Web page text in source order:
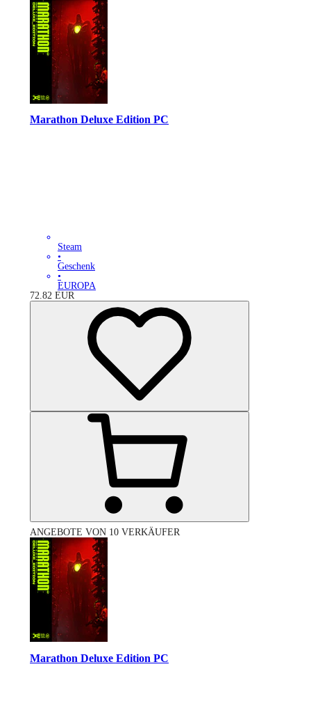
Marathon Deluxe Edition PC
Steam
•
Geschenk
•
EUROPA
72.82 EUR
ANGEBOTE VON 10 VERKÄUFER
Marathon Deluxe Edition PC